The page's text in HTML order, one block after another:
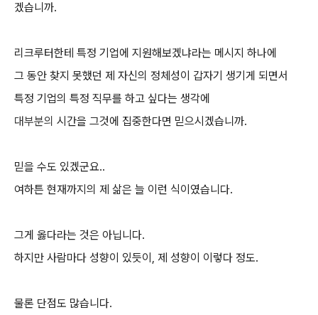
겠습니까.
리크루터한테 특정 기업에 지원해보겠냐라는 메시지 하나에
그 동안 찾지 못했던 제 자신의 정체성이 갑자기 생기게 되면서
특정 기업의 특정 직무를 하고 싶다는 생각에
대부분의 시간을 그것에 집중한다면 믿으시겠습니까.
믿을 수도 있겠군요..
여하튼 현재까지의 제 삶은 늘 이런 식이였습니다.
그게 옳다라는 것은 아닙니다.
하지만 사람마다 성향이 있듯이, 제 성향이 이렇다 정도.
물론 단점도 많습니다.